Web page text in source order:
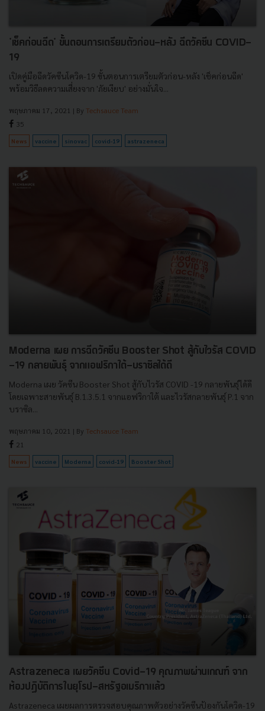
'เช็คก่อนฉีด' ขั้นตอนการเตรียมตัวก่อน-หลัง ฉีดวัคซีน COVID-
19
เปิดคู่มือฉีดวัคซีนโควิด-19 ขั้นตอนการเตรียมตัวก่อน-หลัง 'เช็คก่อนฉีด'
พร้อมวิธีลดความเสี่ยงจาก 'ภัยเงียบ' อย่างมั่นใจ...
พฤษภาคม 17, 2021 | By Techsauce Team
35
News vaccine sinovac covid-19 astrazeneca
Moderna เผย การฉีดวัคซีน Booster Shot สู้กับไวรัส COVID
-19 กลายพันธุ์ จากแอฟริกาใต้-บราซิลได้ดี
Moderna เผย วัคซีน Booster Shot สู้กับไวรัส COVID -19 กลายพันธุ์ได้ดี
โดยเฉพาะสายพันธุ์ B.1.3.5.1 จากแอฟริกาใต้ และไวรัสกลายพันธุ์ P.1 จาก
บราซิล...
พฤษภาคม 10, 2021 | By Techsauce Team
21
News vaccine Moderna covid-19 Booster Shot
Astrazeneca เผยวัคซีน Covid-19 คุณภาพผ่านเกณฑ์ จาก
ห้องปฏิบัติการในยุโรป-สหรัฐอเมริกาแล้ว
Astrazeneca เผยผลการตรวจสอบคุณภาพตัวอย่างวัคซีนป้องกันโควิด-19